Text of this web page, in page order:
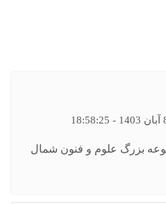
بزرگ علوم و فنون شمال